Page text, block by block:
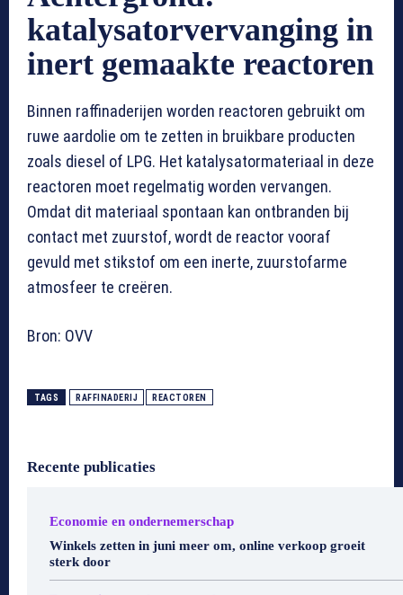
katalysatorvervanging in
inert gemaakte reactoren
Binnen raffinaderijen worden reactoren gebruikt om
ruwe aardolie om te zetten in bruikbare producten
zoals diesel of LPG. Het katalysatormateriaal in deze
reactoren moet regelmatig worden vervangen.
Omdat dit materiaal spontaan kan ontbranden bij
contact met zuurstof, wordt de reactor vooraf
gevuld met stikstof om een inerte, zuurstofarme
atmosfeer te creëren.
Bron: OVV
TAGS RAFFINADERIJ REACTOREN
Recente publicaties
Economie en ondernemerschap
Winkels zetten in juni meer om, online verkoop groeit
sterk door